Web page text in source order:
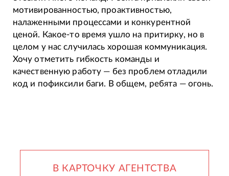
мотивированностью, проактивностью,
налаженными процессами и конкурентной
ценой. Какое-то время ушло на притирку, но в
целом у нас случилась хорошая коммуникация.
Хочу отметить гибкость команды и
качественную работу — без проблем отладили
код и пофиксили баги. В общем, ребята — огонь.
В КАРТОЧКУ АГЕНТСТВА